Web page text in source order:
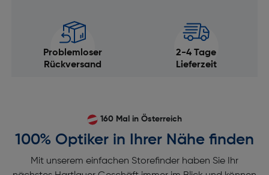
Problemloser
Rückversand
2-4 Tage
Lieferzeit
160 Mal in Österreich
100% Optiker in Ihrer Nähe finden
Mit unserem einfachen Storefinder haben Sie Ihr